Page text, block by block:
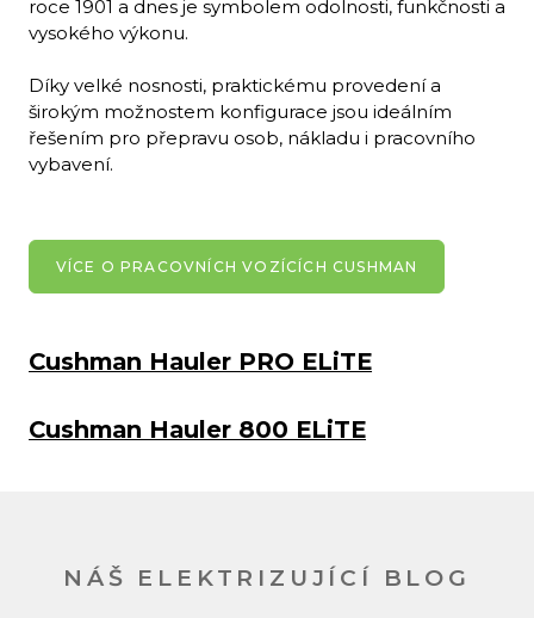
roce 1901 a dnes je symbolem odolnosti, funkčnosti a
vysokého výkonu.
Díky velké nosnosti, praktickému provedení a
širokým možnostem konfigurace jsou ideálním
řešením pro přepravu osob, nákladu i pracovního
vybavení.
VÍCE O PRACOVNÍCH VOZÍCÍCH CUSHMAN
Cushman Hauler PRO ELiTE
Cushman Hauler 800 ELiTE
NÁŠ ELEKTRIZUJÍCÍ BLOG